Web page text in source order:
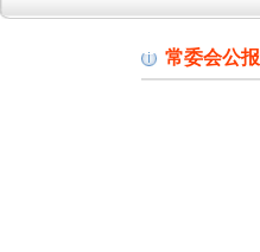
常委会公报